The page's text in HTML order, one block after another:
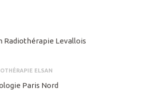
Radiothérapie Levallois
ELSAN
Paris Nord